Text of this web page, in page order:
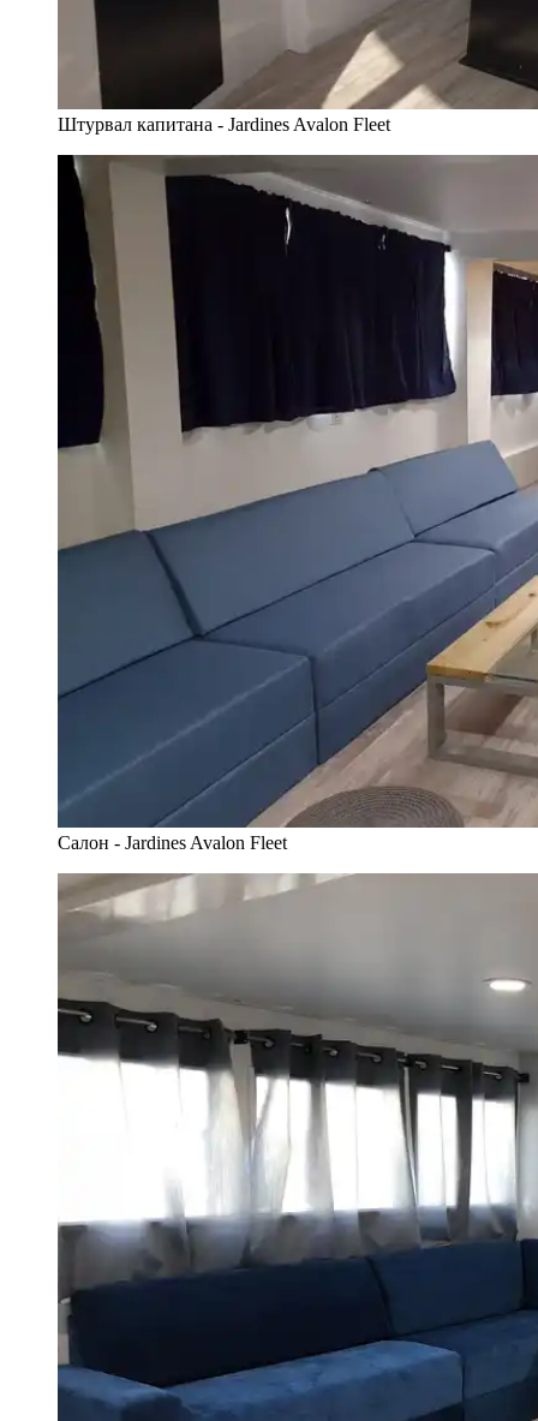
Штурвал капитана - Jardines Avalon Fleet
Салон - Jardines Avalon Fleet